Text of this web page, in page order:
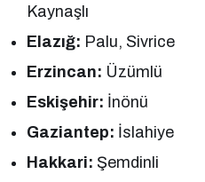
Kaynaşlı
Elazığ: Palu, Sivrice
Erzincan: Üzümlü
Eskişehir: İnönü
Gaziantep: İslahiye
Hakkari: Şemdinli